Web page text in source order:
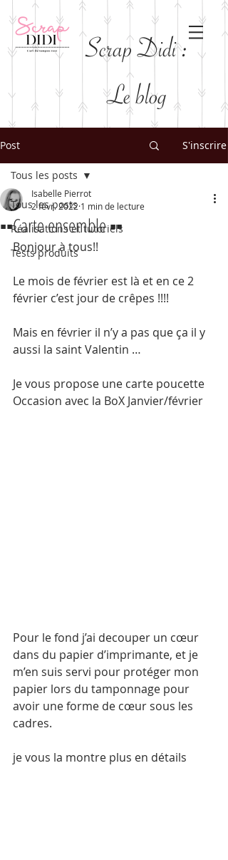
Scrap Didi :
Le blog
Post S'inscrire
Tous les posts
Réalisations et tutoriels
Tests produits
Tous les posts
▪️▪️Carte ensemble ▪️▪️
Isabelle Pierrot
2 févr. 2022 1 min de lecture
Bonjour à tous!!
Le mois de février est là et en ce 2
février c’est jour de crêpes !!!!
Mais en février il n’y a pas que ça il y
aussi la saint Valentin …
Je vous propose une carte poucette
Occasion avec la BoX Janvier/février
Pour le fond j’ai decouper un cœur
dans du papier d’imprimante, et je
m’en suis servi pour protéger mon
papier lors du tamponnage pour
avoir une forme de cœur sous les
cadres.
je vous la montre plus en détails